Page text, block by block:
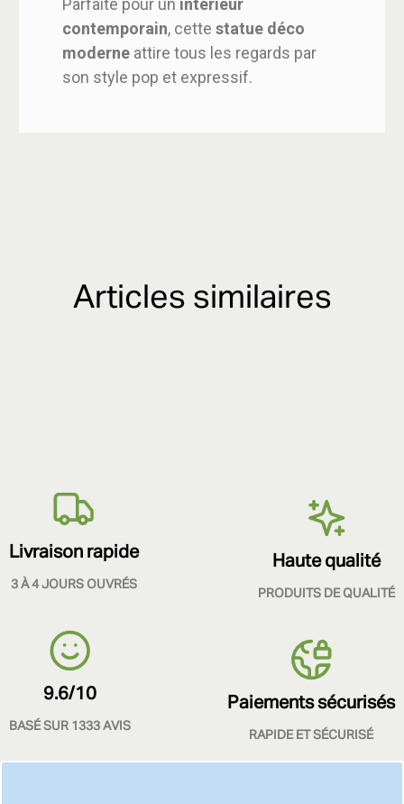
Parfaite pour un intérieur
contemporain, cette statue déco
moderne attire tous les regards par
son style pop et expressif.
Articles similaires
Livraison rapide
3 À 4 JOURS OUVRÉS
Haute qualité
PRODUITS DE QUALITÉ
9.6/10
BASÉ SUR 1333 AVIS
Paiements sécurisés
RAPIDE ET SÉCURISÉ